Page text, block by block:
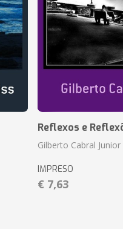
Reflexos e
Gilberto Cabral Junior
IMPRESO
€ 7,63